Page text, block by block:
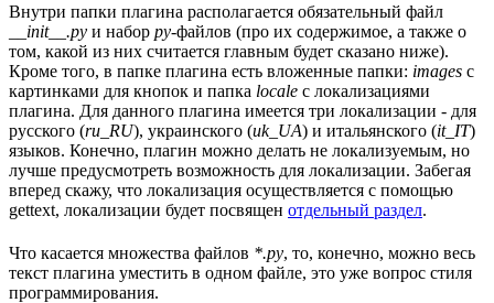
Внутри папки плагина располагается обязательный файл
__init__.py и набор py-файлов (про их содержимое, а также о
том, какой из них считается главным будет сказано ниже).
Кроме того, в папке плагина есть вложенные папки: images с
картинками для кнопок и папка locale с локализациями
плагина. Для данного плагина имеется три локализации - для
русского (ru_RU), украинского (uk_UA) и итальянского (it_IT)
языков. Конечно, плагин можно делать не локализуемым, но
лучше предусмотреть возможность для локализации. Забегая
вперед скажу, что локализация осуществляется с помощью
gettext, локализации будет посвящен отдельный раздел.
Что касается множества файлов *.py, то, конечно, можно весь
текст плагина уместить в одном файле, это уже вопрос стиля
программирования.